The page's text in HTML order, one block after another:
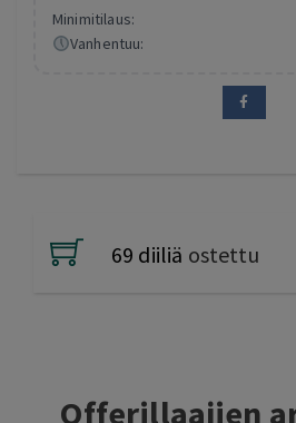
Minimitilaus:
Vanhentuu:
69 diiliä ostettu
Offerillaajien